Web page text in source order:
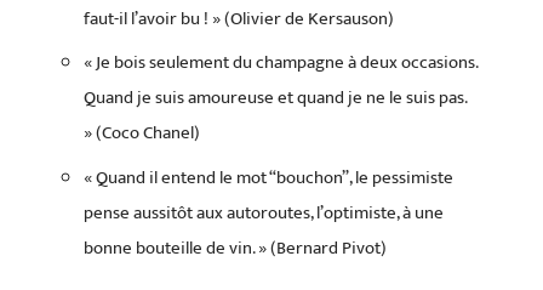
faut-il l’avoir bu ! » (Olivier de Kersauson)
« Je bois seulement du champagne à deux occasions.
Quand je suis amoureuse et quand je ne le suis pas.
» (Coco Chanel)
« Quand il entend le mot “bouchon”, le pessimiste
pense aussitôt aux autoroutes, l’optimiste, à une
bonne bouteille de vin. » (Bernard Pivot)